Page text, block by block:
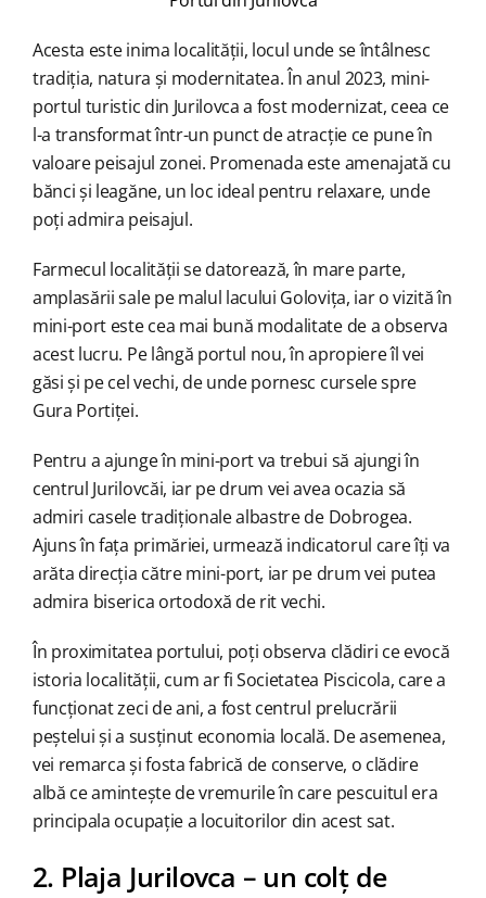
Acesta este inima localității, locul unde se întâlnesc
tradiția, natura și modernitatea. În anul 2023, mini-
portul turistic din Jurilovca a fost modernizat, ceea ce
l-a transformat într-un punct de atracție ce pune în
valoare peisajul zonei. Promenada este amenajată cu
bănci și leagăne, un loc ideal pentru relaxare, unde
poți admira peisajul.
Farmecul localității se datorează, în mare parte,
amplasării sale pe malul lacului Golovița, iar o vizită în
mini-port este cea mai bună modalitate de a observa
acest lucru. Pe lângă portul nou, în apropiere îl vei
găsi și pe cel vechi, de unde pornesc cursele spre
Gura Portiței.
Pentru a ajunge în mini-port va trebui să ajungi în
centrul Jurilovcăi, iar pe drum vei avea ocazia să
admiri casele tradiționale albastre de Dobrogea.
Ajuns în fața primăriei, urmează indicatorul care îți va
arăta direcția către mini-port, iar pe drum vei putea
admira biserica ortodoxă de rit vechi.
În proximitatea portului, poți observa clădiri ce evocă
istoria localității, cum ar fi Societatea Piscicola, care a
funcționat zeci de ani, a fost centrul prelucrării
peștelui și a susținut economia locală. De asemenea,
vei remarca și fosta fabrică de conserve, o clădire
albă ce amintește de vremurile în care pescuitul era
principala ocupație a locuitorilor din acest sat.
2. Plaja Jurilovca – un colț de